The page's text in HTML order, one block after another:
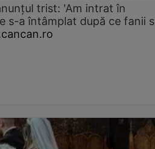
trist: 'Am intrat în
s-a întâmplat după ce fanii